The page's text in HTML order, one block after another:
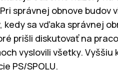
správnej obnove
kedy sa vďaka správnej
prišli diskutovať na
vyslovili všetky. Vyššiu
PS/SPOLU.